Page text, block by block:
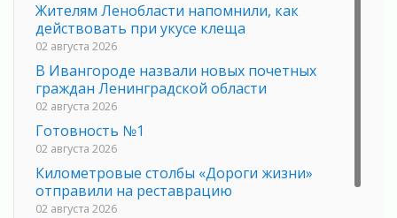
Жителям Ленобласти напомнили, как
действовать при укусе клеща
02 августа 2026
В Ивангороде назвали новых почетных
граждан Ленинградской области
02 августа 2026
Готовность №1
02 августа 2026
Километровые столбы «Дороги жизни»
отправили на реставрацию
02 августа 2026